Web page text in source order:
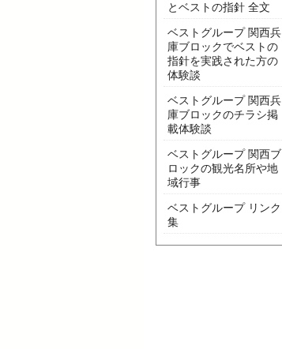
とベストの指針 全文
ベストグループ 関西兵
庫ブロックでベストの
指針を実践された方の
体験談
ベストグループ 関西兵
庫ブロックのチラシ掲
載体験談
ベストグループ 関西ブ
ロックの観光名所や地
域行事
ベストグループ リンク
集